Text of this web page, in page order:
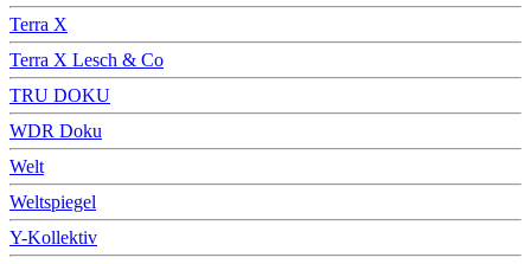
Terra X
Terra X Lesch & Co
TRU DOKU
WDR Doku
Welt
Weltspiegel
Y-Kollektiv